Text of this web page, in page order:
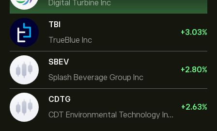
Digital Turbine Inc
TBI
TrueBlue Inc
+3.03%
SBEV
Splash Beverage Group Inc
+2.80%
CDTG
CDT Environmental Technology Investment Holdings L
+2.63%